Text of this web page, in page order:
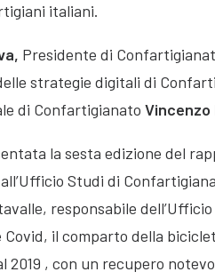
italiani.
Presidente di
strategie digitali di
di Confartigianato Vincenzo
la sesta edizione del
Studi di
responsabile
il comparto della
2019 , con un recupero